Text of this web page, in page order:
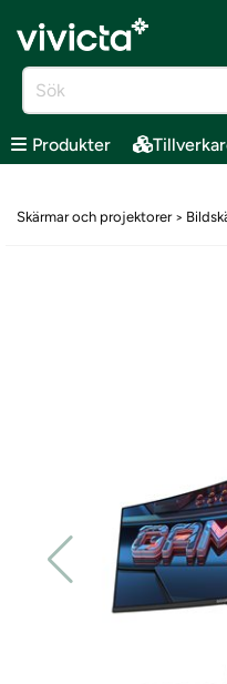
Produkter
Skärmar och projektorer>